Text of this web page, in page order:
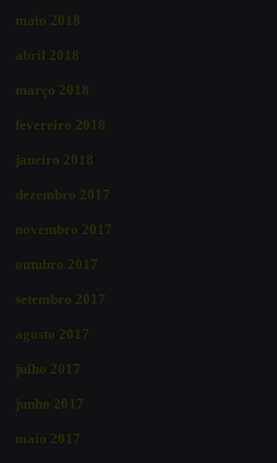
maio 2018
abril 2018
março 2018
fevereiro 2018
janeiro 2018
dezembro 2017
novembro 2017
outubro 2017
setembro 2017
agosto 2017
julho 2017
junho 2017
maio 2017